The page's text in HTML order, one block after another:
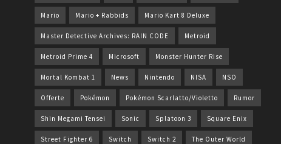
Mario Mario + Rabbids Mario Kart 8 Deluxe
Master Detective Archives: RAIN CODE Metroid
Metroid Prime 4 Microsoft Monster Hunter Rise
Mortal Kombat 1 News Nintendo NISA NSO
Offerte Pokémon Pokémon Scarlatto/Violetto Rumor
Shin Megami Tensei Sonic Splatoon 3 Square Enix
Street Fighter 6 Switch Switch 2 The Outer World